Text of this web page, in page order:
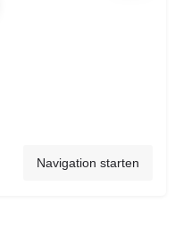
Navigation starten